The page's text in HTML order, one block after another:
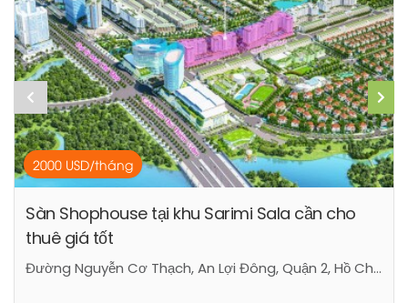
2000 USD/tháng
Sàn Shophouse tại khu Sarimi Sala cần cho
thuê giá tốt
Đường Nguyễn Cơ Thạch, An Lợi Đông, Quận 2, Hồ Chí Minh